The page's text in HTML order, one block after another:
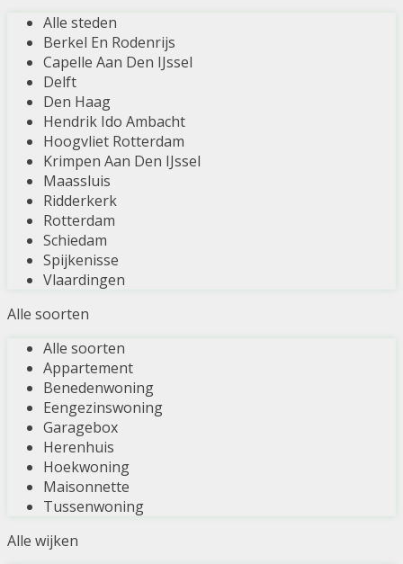
Alle steden
Berkel En Rodenrijs
Capelle Aan Den IJssel
Delft
Den Haag
Hendrik Ido Ambacht
Hoogvliet Rotterdam
Krimpen Aan Den IJssel
Maassluis
Ridderkerk
Rotterdam
Schiedam
Spijkenisse
Vlaardingen
Alle soorten
Alle soorten
Appartement
Benedenwoning
Eengezinswoning
Garagebox
Herenhuis
Hoekwoning
Maisonnette
Tussenwoning
Alle wijken